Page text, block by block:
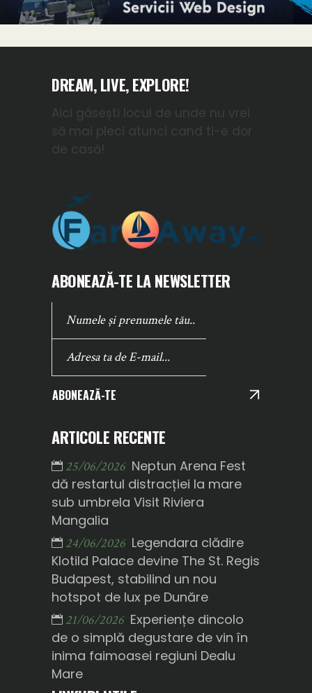
DREAM, LIVE, EXPLORE!
Aici găsești locul de unde nu vrei
să mai pleci atunci cand ti-e dor
de casă!
ABONEAZĂ-TE LA NEWSLETTER
ABONEAZĂ-TE
ARTICOLE RECENTE
25/06/2026 Neptun Arena Fest
dă restartul distracției la mare
sub umbrela Visit Riviera
Mangalia
24/06/2026 Legendara clădire
Klotild Palace devine The St. Regis
Budapest, stabilind un nou
hotspot de lux pe Dunăre
21/06/2026 Experiențe dincolo
de o simplă degustare de vin în
inima faimoasei regiuni Dealu
Mare